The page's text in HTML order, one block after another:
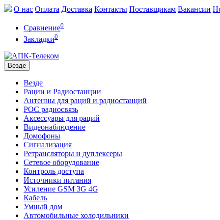
О нас Оплата Доставка Контакты Поставщикам Вакансии
Сравнение0
Закладки0
Везде
Везде
Рации и Радиостанции
Антенны для раций и радиостанций
POC радиосвязь
Аксессуары для раций
Видеонаблюдение
Домофоны
Сигнализация
Ретрансляторы и дуплексеры
Сетевое оборудование
Контроль доступа
Источники питания
Усиление GSM 3G 4G
Кабель
Умный дом
Автомобильные холодильники